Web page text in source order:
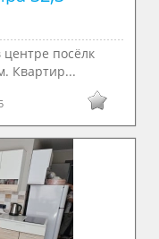
посёлк
Квартир...